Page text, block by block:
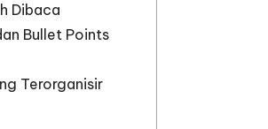
Dibaca
Bullet Points
Terorganisir